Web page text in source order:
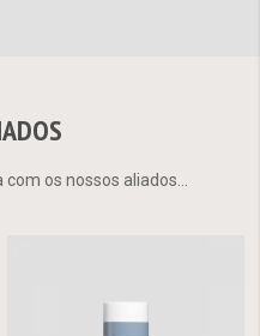
os nossos aliados...